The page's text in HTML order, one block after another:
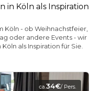
in Köln als Inspiration
Köln - ob Weihnachstfeier,
oder andere Events - wir
als Inspiration für Sie.
ca.34€/ Pers.